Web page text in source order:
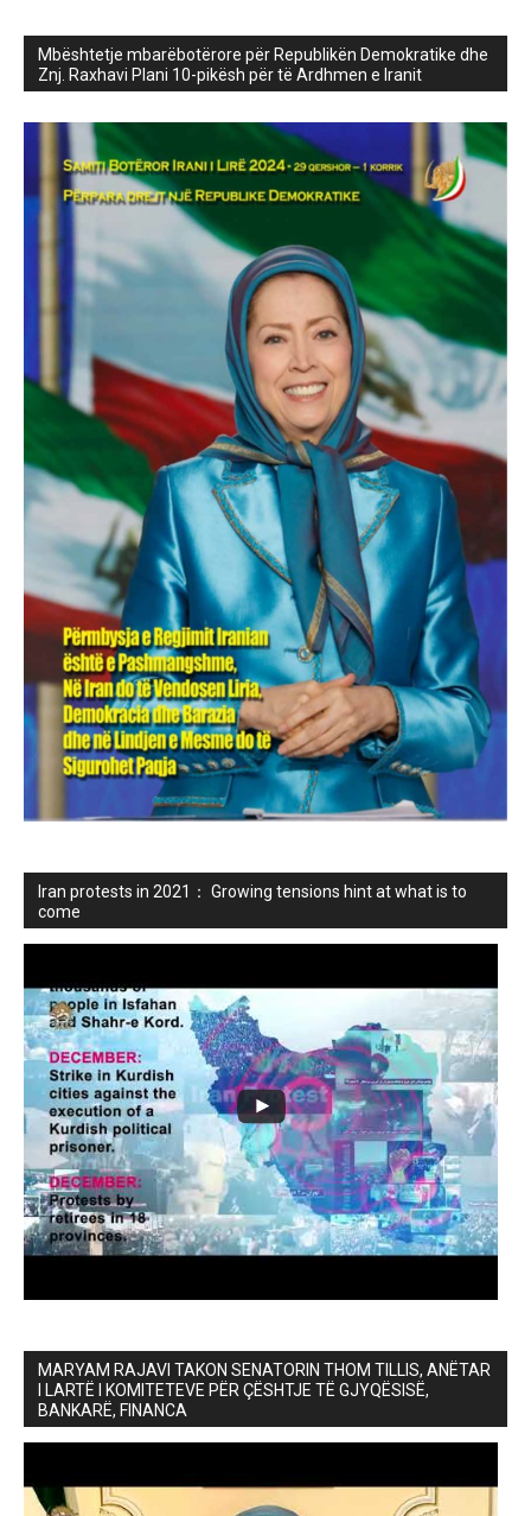
Mbështetje mbarëbotërore për Republikën Demokratike dhe
Znj. Raxhavi Plani 10-pikësh për të Ardhmen e Iranit
Iran protests in 2021： Growing tensions hint at what is to
come
MARYAM RAJAVI TAKON SENATORIN THOM TILLIS, ANËTAR
I LARTË I KOMITETEVE PËR ÇËSHTJE TË GJYQËSISË,
BANKARË, FINANCA